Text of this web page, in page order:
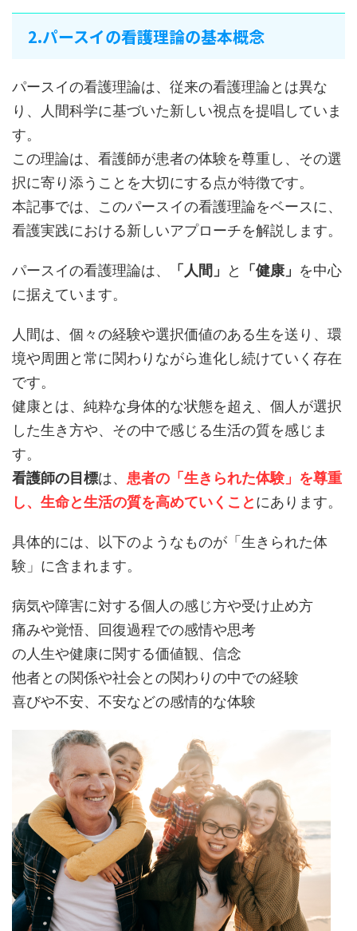
2.パースイの看護理論の基本概念
パースイの看護理論は、従来の看護理論とは異な
り、人間科学に基づいた新しい視点を提唱していま
す。
この理論は、看護師が患者の体験を尊重し、その選
択に寄り添うことを大切にする点が特徴です。
本記事では、このパースイの看護理論をベースに、
看護実践における新しいアプローチを解説します。
パースイの看護理論は、 「人間」 と 「健康」 を中心
に据えています。
人間は、個々の経験や選択価値のある生を送り、環
境や周囲と常に関わりながら進化し続けていく存在
です。
健康とは、純粋な身体的な状態を超え、個人が選択
した生き方や、その中で感じる生活の質を感じま
す。
看護師の目標は、 患者の「生きられた体験」を尊重
し、生命と生活の質を高めていくことにあります。
具体的には、以下のようなものが「生きられた体
験」に含まれます。
病気や障害に対する個人の感じ方や受け止め方
痛みや覚悟、回復過程での感情や思考
の人生や健康に関する価値観、信念
他者との関係や社会との関わりの中での経験
喜びや不安、不安などの感情的な体験